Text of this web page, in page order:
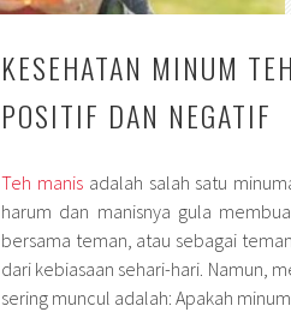
KESEHATAN MINUM
POSITIF DAN NEGATIF
Teh manisadalah salah satu
harum dan manisnya gula
bersama teman, atau sebagai
dari kebiasaan sehari-hari. Namun,
sering muncul adalah: Apakah